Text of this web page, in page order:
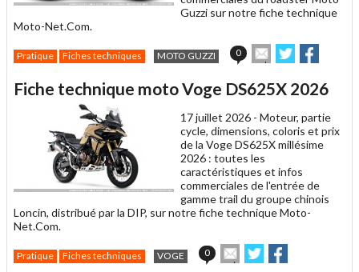
Guzzi sur notre fiche technique
Moto-Net.Com.
Pratique Fiches techniques MOTO GUZZI 0
Envoyer
cet
à
ami
Partager
sur sur
Fiche technique moto Voge DS625X 2026
17 juillet 2026 - Moteur, partie
cycle, dimensions, coloris et prix
de la Voge DS625X millésime
2026 : toutes les
caractéristiques et infos
commerciales de l'entrée de
gamme trail du groupe chinois
Loncin, distribué par la DIP, sur notre fiche technique Moto-
Net.Com.
Pratique Fiches techniques VOGE 0
Envoyer
cet
Partager
sur sur